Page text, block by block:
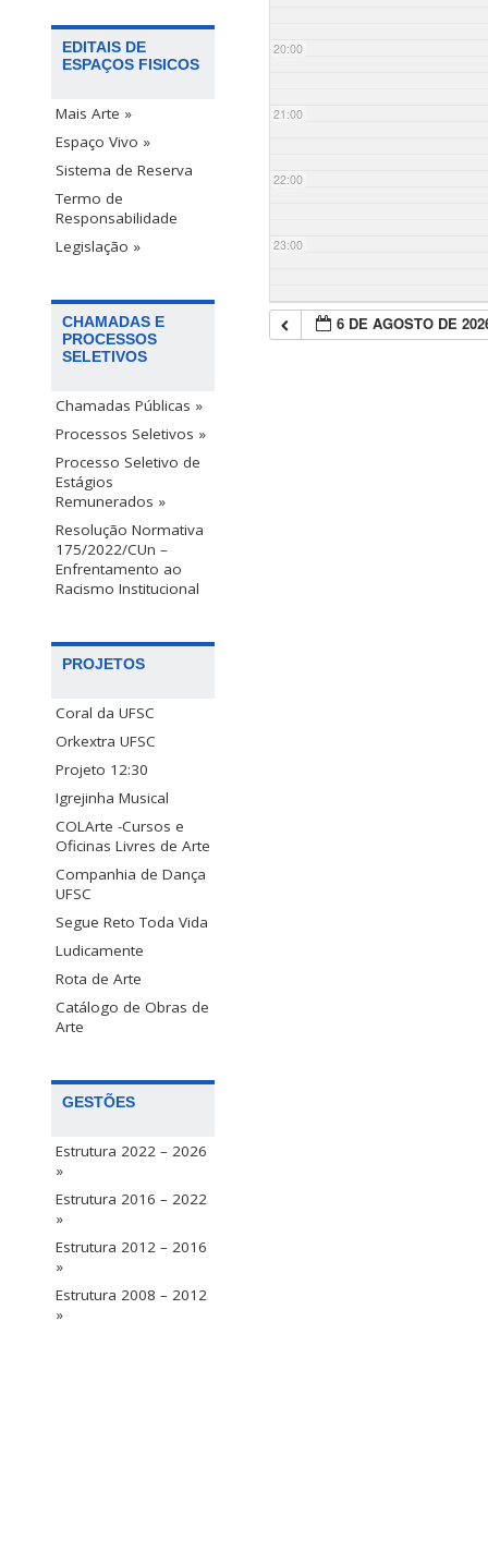
EDITAIS DE
ESPAÇOS FISICOS
Mais Arte »
Espaço Vivo »
Sistema de Reserva
Termo de
Responsabilidade
Legislação »
CHAMADAS E
PROCESSOS
SELETIVOS
Chamadas Públicas »
Processos Seletivos »
Processo Seletivo de
Estágios
Remunerados »
Resolução Normativa
175/2022/CUn –
Enfrentamento ao
Racismo Institucional
PROJETOS
Coral da UFSC
Orkextra UFSC
Projeto 12:30
Igrejinha Musical
COLArte -Cursos e
Oficinas Livres de Arte
Companhia de Dança
UFSC
Segue Reto Toda Vida
Ludicamente
Rota de Arte
Catálogo de Obras de
Arte
GESTÕES
Estrutura 2022 – 2026
»
Estrutura 2016 – 2022
»
Estrutura 2012 – 2016
»
Estrutura 2008 – 2012
»
20:00
21:00
22:00
23:00
6 DE AGOSTO DE